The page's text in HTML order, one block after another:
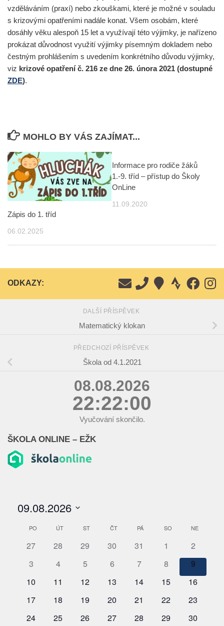
vzděláváním (praxí) nebo zkouškami, které je možné v souladu
s krizovými opatřeními nadále konat. Všem osobám, které
dosáhly věku alespoň 15 let a využívají této výjimky, je nařízeno
prokázat důvodnost využití výjimky písemným dokladem nebo
čestným prohlášením s uvedením konkrétního důvodu výjimky,
viz krizové opatření č. 216 ze dne 26. února 2021 (dostupné
ZDE).
MOHLO BY VÁS ZAJÍMAT...
Zápis do 1. tříd
06.02.2025
Informace pro rodiče žáků
1.-9. tříd – přístup do Školy
OnLine
11.09.2020
ODKAZY:
DALŠÍ PŘÍSPĚVEK
Matematický klokan
PŘEDCHOZÍ PŘÍSPĚVEK
Škola od 4.1.2021
08.08.2026
22:22:01
Vyučování skončilo.
ŠKOLA ONLINE – EŽK